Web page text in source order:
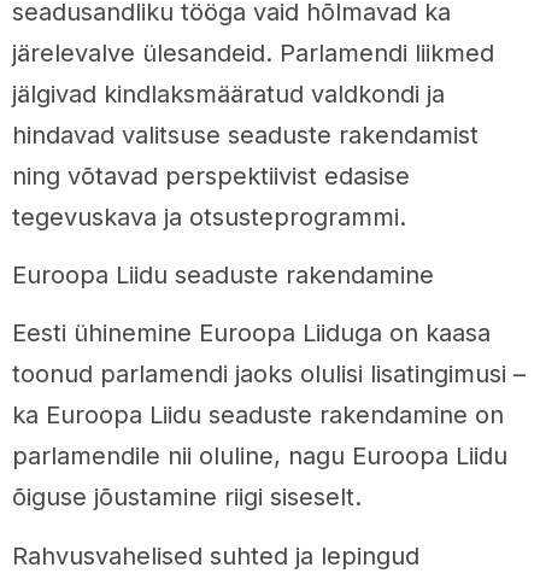
seadusandliku tööga vaid hõlmavad ka
järelevalve ülesandeid. Parlamendi liikmed
jälgivad kindlaksmääratud valdkondi ja
hindavad valitsuse seaduste rakendamist
ning võtavad perspektiivist edasise
tegevuskava ja otsusteprogrammi.
Euroopa Liidu seaduste rakendamine
Eesti ühinemine Euroopa Liiduga on kaasa
toonud parlamendi jaoks olulisi lisatingimusi –
ka Euroopa Liidu seaduste rakendamine on
parlamendile nii oluline, nagu Euroopa Liidu
õiguse jõustamine riigi siseselt.
Rahvusvahelised suhted ja lepingud